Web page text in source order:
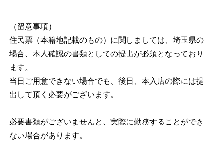
（留意事項）
住民票（本籍地記載のもの）に関しましては、埼玉県の
場合、本人確認の書類としての提出が必須となっており
ます。
当日ご用意できない場合でも、後日、本入店の際には提
出して頂く必要がございます。
必要書類がございませんと、実際に勤務することができ
ない場合があります。